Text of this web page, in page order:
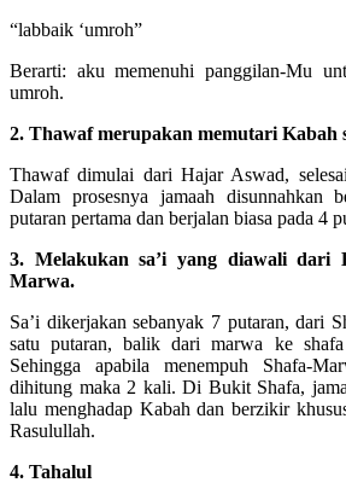
“labbaik ‘umroh”
Berarti: aku memenuhi panggilan-Mu
umroh.
2. Thawaf merupakan memutari Kabah
Thawaf dimulai dari Hajar Aswad,
Dalam prosesnya jamaah disunnahkan
putaran pertama dan berjalan biasa pada 4
3. Melakukan sa’i yang diawali
Marwa.
Sa’i dikerjakan sebanyak 7 putaran, dari
satu putaran, balik dari marwa ke
Sehingga apabila menempuh Shafa-
dihitung maka 2 kali. Di Bukit Shafa,
lalu menghadap Kabah dan berzikir
Rasulullah.
4. Tahalul